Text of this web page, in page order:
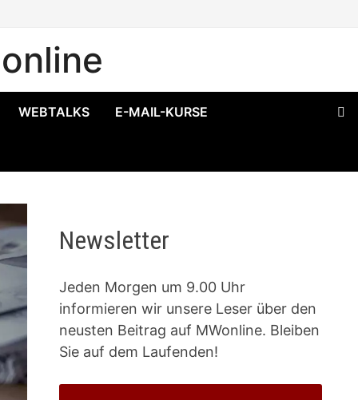
WEBTALKS E-MAIL-KURSE
Newsletter
Jeden Morgen um 9.00 Uhr
informieren wir unsere Leser über den
neusten Beitrag auf MWonline. Bleiben
Sie auf dem Laufenden!